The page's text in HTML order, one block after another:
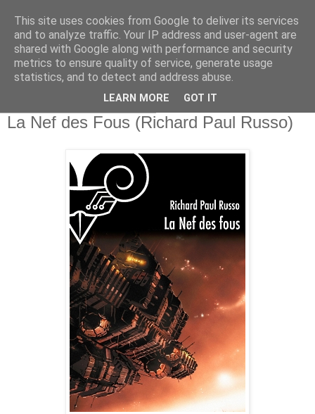
La Nef des Fous (Richard Paul Russo)
This site uses cookies from Google to deliver its services
and to analyze traffic. Your IP address and user-agent are
shared with Google along with performance and security
metrics to ensure quality of service, generate usage
statistics, and to detect and address abuse.
LEARN MORE GOT IT